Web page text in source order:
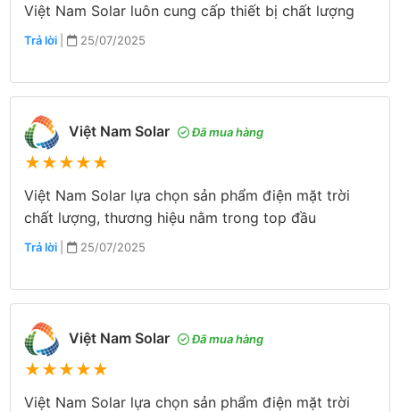
Việt Nam Solar luôn cung cấp thiết bị chất lượng
Trả lời | 25/07/2025
Việt Nam Solar Đã mua hàng
★★★★★
Việt Nam Solar lựa chọn sản phẩm điện mặt trời
chất lượng, thương hiệu nằm trong top đầu
Trả lời | 25/07/2025
Việt Nam Solar Đã mua hàng
★★★★★
Việt Nam Solar lựa chọn sản phẩm điện mặt trời